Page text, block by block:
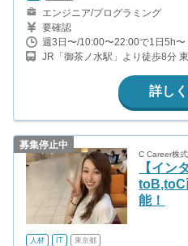
エンジニア/プログラミング
要確認
週3日〜/10:00〜22:00で1日5h〜
JR「御茶ノ水駅」より徒歩8分
より徒歩4分 東京メトロ丸ノ内
詳し
募集停止中
C Career株
【イン
toB,toC
能！
人材 IT 東京都